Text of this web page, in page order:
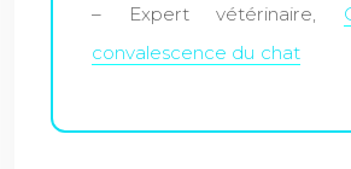
– Expert vétérinaire,
convalescence du chat